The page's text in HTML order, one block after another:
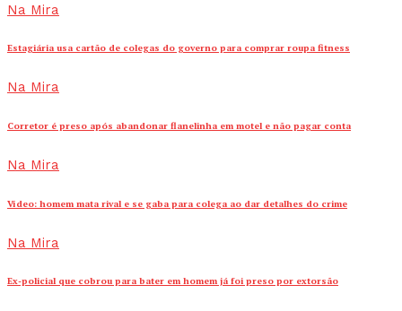
Na Mira
Estagiária usa cartão de colegas do governo para comprar roupa fitness
Na Mira
Corretor é preso após abandonar flanelinha em motel e não pagar conta
Na Mira
Vídeo: homem mata rival e se gaba para colega ao dar detalhes do crime
Na Mira
Ex-policial que cobrou para bater em homem já foi preso por extorsão